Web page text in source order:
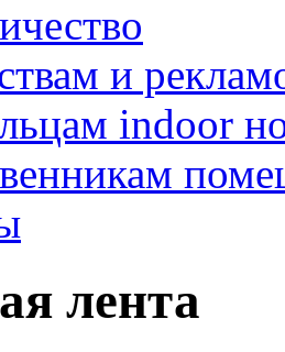
и
indoor
лента